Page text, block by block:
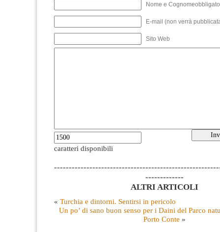
Nome e
E-mail (non verrà
Sito Web
caratteri disponibili
-------------
ALTRI ARTICOLI
« Turchia e dintorni. Sentirsi in pericolo
Un po’ di sano buon senso per i Daini del Parco
Porto Conte »